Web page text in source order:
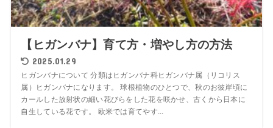
【ヒガンバナ】育て方・増やし方の方法
2025.01.29
ヒガンバナについて 分類はヒガンバナ科ヒガンバナ属（リコリス
属）ヒガンバナになります。 球根植物のひとつで、秋のお彼岸頃に
カールした放射状の細い花びらをした花を咲かせ、古くから日本に
自生している花です。 欧米では育てやす...